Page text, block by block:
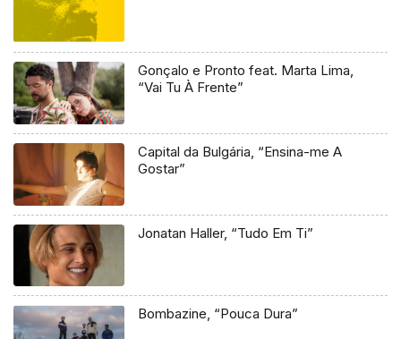
Gonçalo e Pronto feat. Marta Lima,
“Vai Tu À Frente”
Capital da Bulgária, “Ensina-me A
Gostar”
Jonatan Haller, “Tudo Em Ti”
Bombazine, “Pouca Dura”